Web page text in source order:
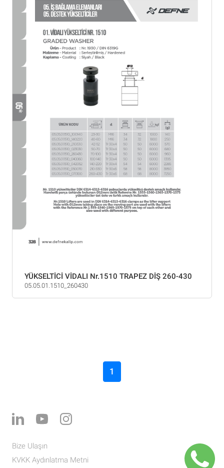
YÜKSELTİCİ VİDALI Nr.1510 TRAPEZ DİŞ 260-430
05.05.01.1510_260430
1
Bize Ulaşın
KVKK Aydınlatma Metni